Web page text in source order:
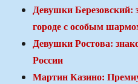
Девушки Березовский:
городе с особым
Девушки Ростова:
России
Мартин Казино: